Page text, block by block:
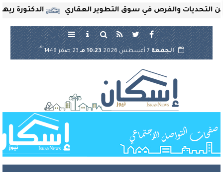
الدكتورة ريهام والفرص في سوق التطوير العقاري
الجمعة 10:23 مـ 23 صفر 1448
هـ